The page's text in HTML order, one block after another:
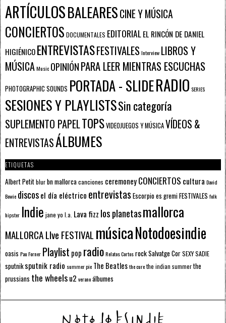
ARTÍCULOSBALEARESCINE Y MÚSICA
CONCIERTOS DOCUMENTALES EDITORIALEL RINCÓN DE DANIEL
HIGIÉNICOENTREVISTASFESTIVALESInterview LIBROS Y
MÚSICAMusic OPINIÓNPARA LEER MIENTRAS ESCUCHAS
PHOTOGRAPHIC SOUNDS PORTADA - SLIDERADIO SERIES
SESIONES Y PLAYLISTSSin categoría
SUPLEMENTO PAPELTOPSVIDEOJUEGOS Y MÚSICAVÍDEOS &
ENTREVISTASÁLBUMES
ETIQUETAS
Albert Petitblurbn mallorcacanciones ceremoneyCONCIERTOS cultura David
Bowie discosel día eléctrico entrevistas Escorpioes gremiFESTIVALES folk
hipster Indie jane yo l.a. Lava fizz los planetasmallorca
MALLORCA LIve FESTIVAL músicaNotodoesindie
oasis Pau Forner Playlist pop radioRelatos CortosrockSalvatge CorSEXY SADIE
sputnik sputnik radio summer pie The Beatlesthe curethe indian summerthe
prussians the wheelsu2 veranoálbumes